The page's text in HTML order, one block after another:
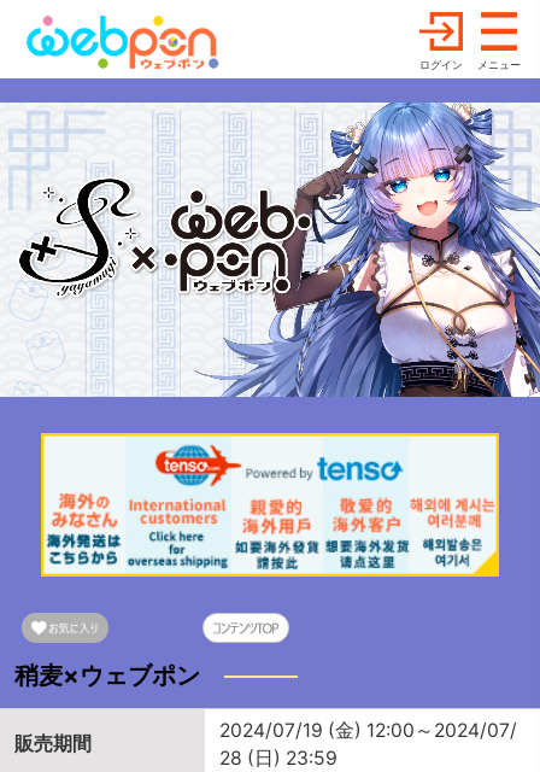
ログイン メニュー
稍麦×ウェブポン
販売期間
2024/07/19 (金) 12:00～2024/07/
28 (日) 23:59